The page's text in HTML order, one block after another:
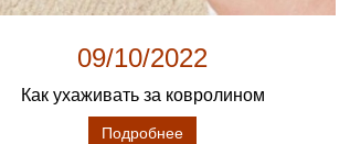
09/10/2022
Как ухаживать за ковролином
Подробнее